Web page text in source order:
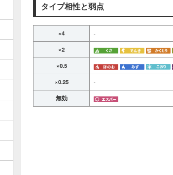
タイプ相性と弱点
×4 -
×2
×0.5
×0.25
-
無効